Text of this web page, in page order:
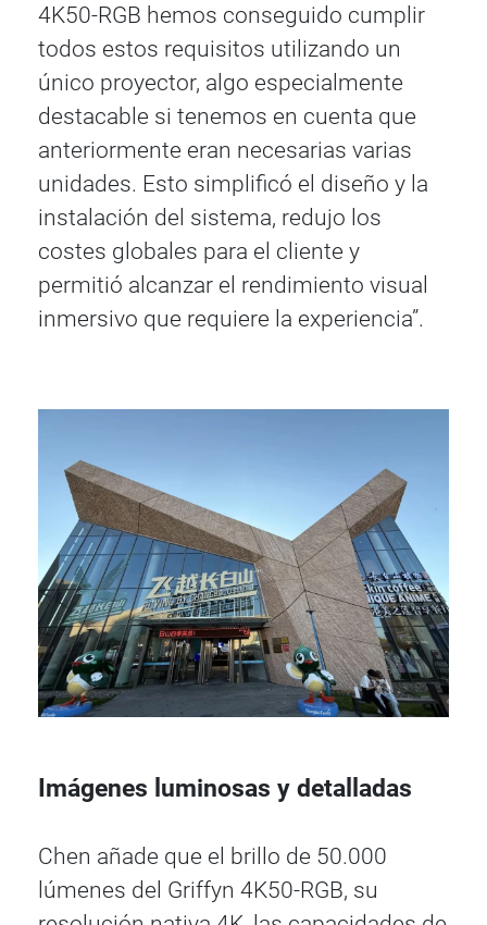
4K50-RGB hemos conseguido cumplir
todos estos requisitos utilizando un
único proyector, algo especialmente
destacable si tenemos en cuenta que
anteriormente eran necesarias varias
unidades. Esto simplificó el diseño y la
instalación del sistema, redujo los
costes globales para el cliente y
permitió alcanzar el rendimiento visual
inmersivo que requiere la experiencia”.
Imágenes luminosas y detalladas
Chen añade que el brillo de 50.000
lúmenes del Griffyn 4K50-RGB, su